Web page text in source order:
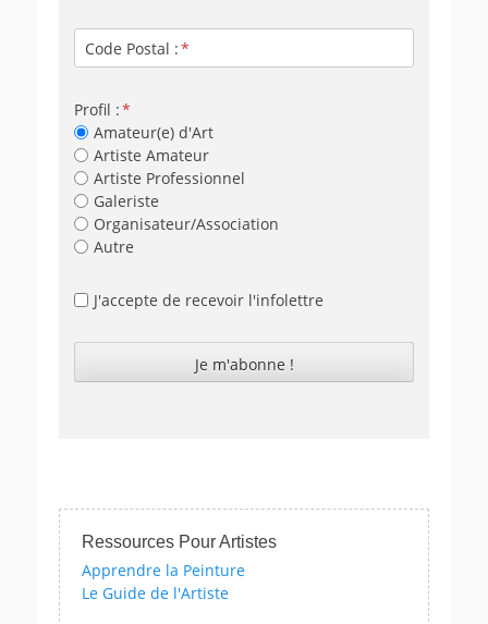
Code Postal :
Profil :
Amateur(e) d'Art
Artiste Amateur
Artiste Professionnel
Galeriste
Organisateur/Association
Autre
J'accepte de recevoir l'infolettre
Ressources Pour Artistes
Apprendre la Peinture
Le Guide de l'Artiste